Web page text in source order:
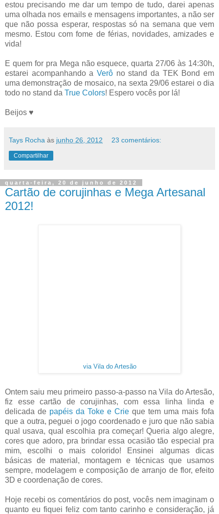
estou precisando me dar um tempo de tudo, darei apenas
uma olhada nos emails e mensagens importantes, a não ser
que não possa esperar, respostas só na semana que vem
mesmo. Estou com fome de férias, novidades, amizades e
vida!
E quem for pra Mega não esquece, quarta 27/06 às 14:30h,
estarei acompanhando a Verô no stand da TEK Bond em
uma demonstração de mosaico, na sexta 29/06 estarei o dia
todo no stand da True Colors! Espero vocês por lá!
Beijos ♥
Tays Rocha às junho 26, 2012 23 comentários:
Compartilhar
quarta-feira, 20 de junho de 2012
Cartão de corujinhas e Mega Artesanal
2012!
via Vila do Artesão
Ontem saiu meu primeiro passo-a-passo na Vila do Artesão,
fiz esse cartão de corujinhas, com essa linha linda e
delicada de papéis da Toke e Crie que tem uma mais fofa
que a outra, peguei o jogo coordenado e juro que não sabia
qual usava, qual escolhia pra começar! Queria algo alegre,
cores que adoro, pra brindar essa ocasião tão especial pra
mim, escolhi o mais colorido! Ensinei algumas dicas
básicas de material, montagem e técnicas que usamos
sempre, modelagem e composição de arranjo de flor, efeito
3D e coordenação de cores.
Hoje recebi os comentários do post, vocês nem imaginam o
quanto eu fiquei feliz com tanto carinho e consideração, já